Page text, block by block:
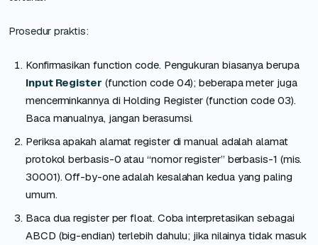
Prosedur praktis:
Konfirmasikan function code. Pengukuran biasanya berupa
Input Register (function code 04); beberapa meter juga
mencerminkannya di Holding Register (function code 03).
Baca manualnya, jangan berasumsi.
Periksa apakah alamat register di manual adalah alamat
protokol berbasis-0 atau “nomor register” berbasis-1 (mis.
30001). Off-by-one adalah kesalahan kedua yang paling
umum.
Baca dua register per float. Coba interpretasikan sebagai
ABCD (big-endian) terlebih dahulu; jika nilainya tidak masuk